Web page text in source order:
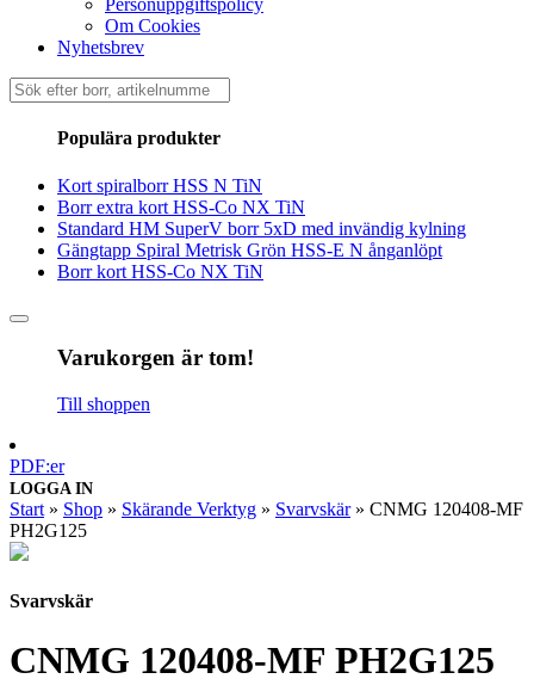
Personuppgiftspolicy
Om Cookies
Nyhetsbrev
Sök
efter:
Populära produkter
Kort spiralborr HSS N TiN
Borr extra kort HSS-Co NX TiN
Standard HM SuperV borr 5xD med invändig kylning
Gängtapp Spiral Metrisk Grön HSS-E N ånganlöpt
Borr kort HSS-Co NX TiN
Varukorgen är tom!
Till shoppen
PDF:er
LOGGA IN
Start » Shop » Skärande Verktyg » Svarvskär» CNMG 120408-MF
PH2G125
Svarvskär
CNMG 120408-MF PH2G125